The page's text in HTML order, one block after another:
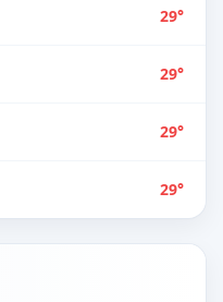
29°
29°
29°
29°